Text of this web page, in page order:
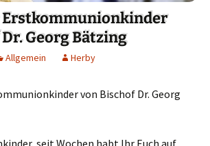
Erstkommunionkinder
Georg Bätzing
Allgemein Herby
von Bischof Dr. Georg